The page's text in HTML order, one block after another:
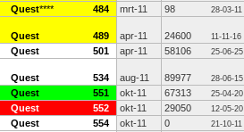
Quest**** 484 mrt-11 98 28-03-11
Quest 489 apr-11 24600 11-11-16
Quest 501 apr-11 58106 25-06-25
Quest 534 aug-11 89977 28-06-15
Quest 551 okt-11 67313 25-04-20
Quest 552 okt-11 29050 12-05-20
Quest 554 okt-11 0 21-10-11